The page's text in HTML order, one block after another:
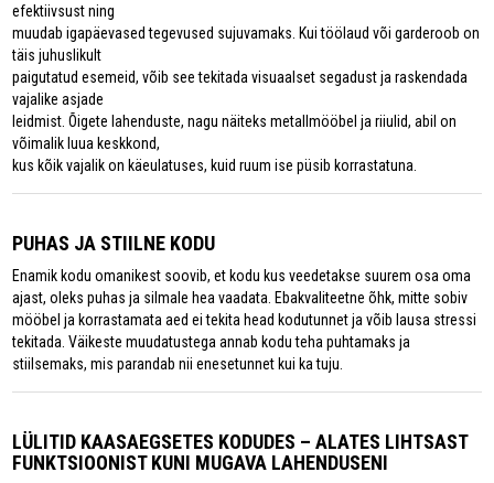
efektiivsust ning
muudab igapäevased tegevused sujuvamaks. Kui töölaud või garderoob on
täis juhuslikult
paigutatud esemeid, võib see tekitada visuaalset segadust ja raskendada
vajalike asjade
leidmist. Õigete lahenduste, nagu näiteks metallmööbel ja riiulid, abil on
võimalik luua keskkond,
kus kõik vajalik on käeulatuses, kuid ruum ise püsib korrastatuna.
PUHAS JA STIILNE KODU
Enamik kodu omanikest soovib, et kodu kus veedetakse suurem osa oma
ajast, oleks puhas ja silmale hea vaadata. Ebakvaliteetne õhk, mitte sobiv
mööbel ja korrastamata aed ei tekita head kodutunnet ja võib lausa stressi
tekitada. Väikeste muudatustega annab kodu teha puhtamaks ja
stiilsemaks, mis parandab nii enesetunnet kui ka tuju.
LÜLITID KAASAEGSETES KODUDES – ALATES LIHTSAST
FUNKTSIOONIST KUNI MUGAVA LAHENDUSENI